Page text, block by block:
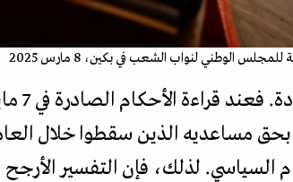
الوطني لنواب الشعب في بكين، 8 مارس 2025
بحق مساعديه الذين سقطوا خلال
السياسي. لذلك، فإن التفسير